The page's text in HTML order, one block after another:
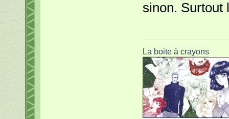
sinon. Surtout
La boite à crayons